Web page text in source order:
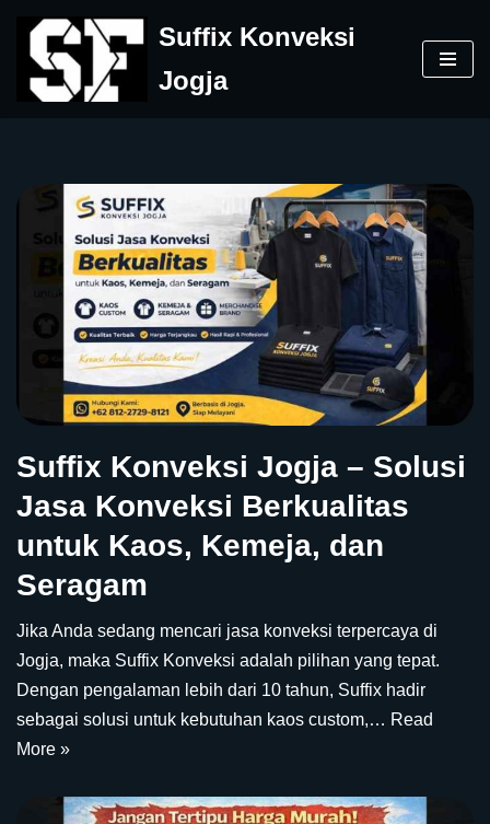
Skip
to
Suffix Konveksi
Jogja
Suffix Konveksi Jogja – Solusi
Jasa Konveksi Berkualitas
untuk Kaos, Kemeja, dan
Seragam
Jika Anda sedang mencari jasa konveksi terpercaya di
Jogja, maka Suffix Konveksi adalah pilihan yang tepat.
Dengan pengalaman lebih dari 10 tahun, Suffix hadir
sebagai solusi untuk kebutuhan kaos custom,… Read
More »